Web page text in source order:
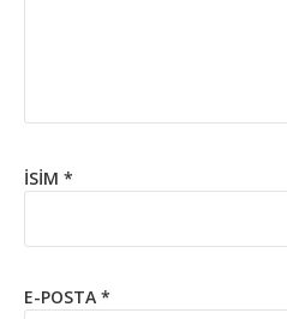
İSIM *
E-POSTA *